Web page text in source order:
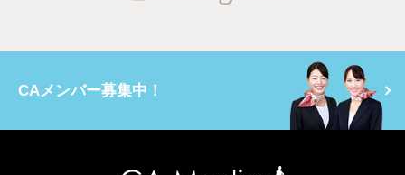
CAメンバー募集中！